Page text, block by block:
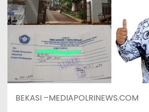
BEKASI –MEDIAPOLRINEWS.COM